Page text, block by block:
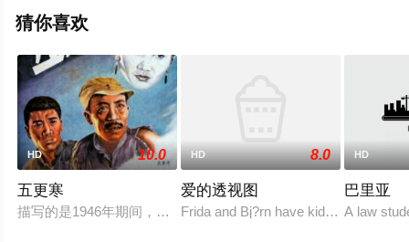
等演员精彩演绎的意大利,法国电影，手机免费观看高清无
至豆瓣电影、电视猫或剧情网等平台了解。
猜你喜欢
HD 10.0
五更寒
描写的是1946年期间，李先念率领的五师撤离了大别山地区后
HD 8.0
爱的透视图
Frida and Bj?rn have kids, a good
HD
巴里亚
A law